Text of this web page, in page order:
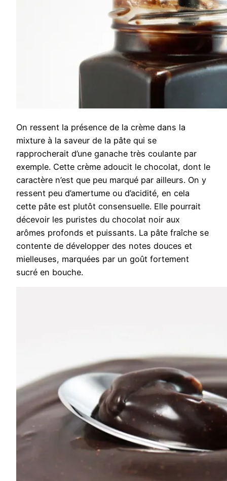
On ressent la présence de la crème dans la
mixture à la saveur de la pâte qui se
rapprocherait d’une ganache très coulante par
exemple. Cette crème adoucit le chocolat, dont le
caractère n’est que peu marqué par ailleurs. On y
ressent peu d’amertume ou d’acidité, en cela
cette pâte est plutôt consensuelle. Elle pourrait
décevoir les puristes du chocolat noir aux
arômes profonds et puissants. La pâte fraîche se
contente de développer des notes douces et
mielleuses, marquées par un goût fortement
sucré en bouche.